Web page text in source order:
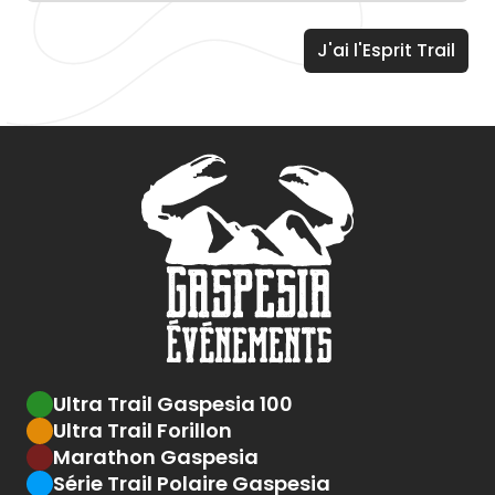
Ultra Trail Gaspesia 100
Ultra Trail Forillon
Marathon Gaspesia
Série Trail Polaire Gaspesia